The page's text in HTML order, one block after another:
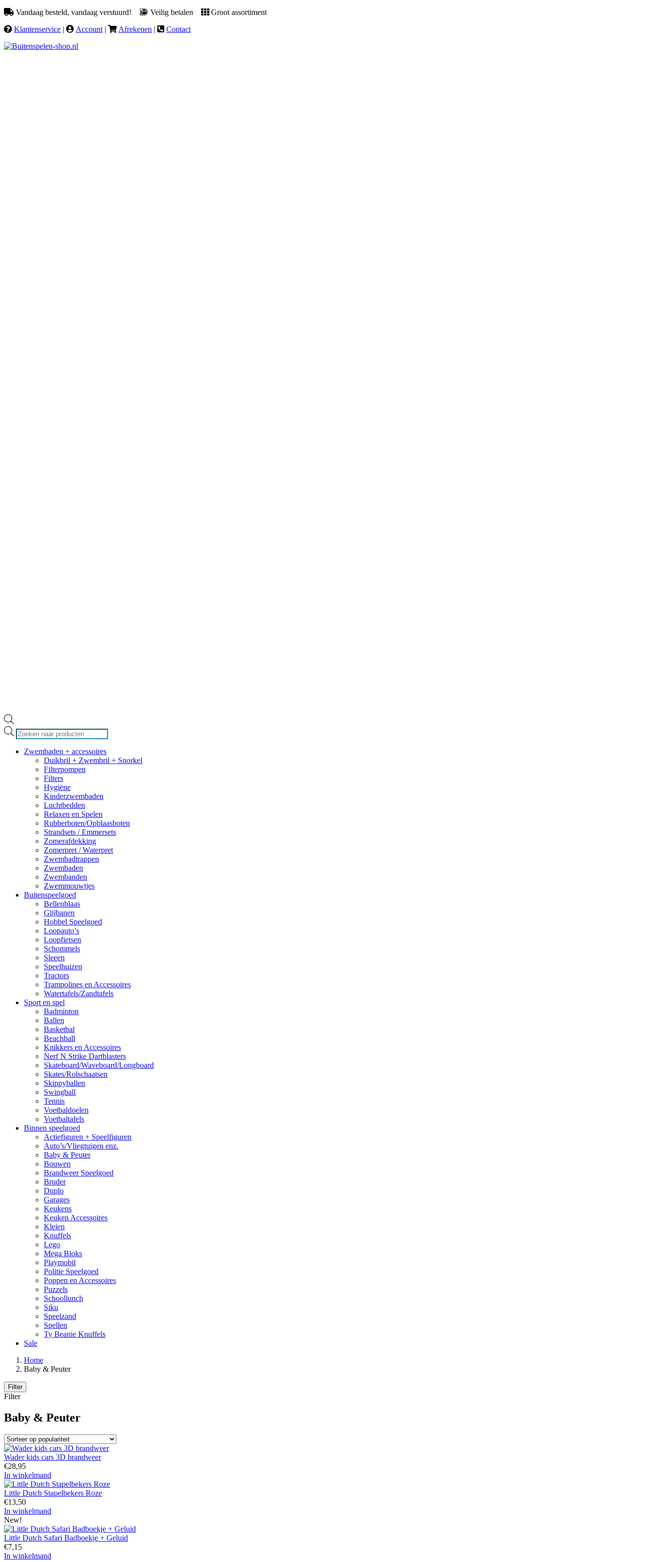
Vandaag besteld, vandaag verstuurd! Veilig betalen
Groot assortiment
Klantenservice | Account | Afrekenen | Contact
Producten
zoeken
Zwembaden + accessoires
Duikbril + Zwembril + Snorkel
Filterpompen
Filters
Hygiëne
Kinderzwembaden
Luchtbedden
Relaxen en Spelen
Rubberboten/Opblaasboten
Strandsets / Emmersets
Zomerafdekking
Zomerpret / Waterpret
Zwembadtrappen
Zwembaden
Zwembanden
Zwemmouwtjes
Buitenspeelgoed
Bellenblaas
Glijbanen
Hobbel Speelgoed
Loopauto’s
Loopfietsen
Schommels
Sleeen
Speelhuizen
Tractors
Trampolines en Accessoires
Watertafels/Zandtafels
Sport en spel
Badminton
Ballen
Basketbal
Beachball
Knikkers en Accessoires
Nerf N Strike Dartblasters
Skateboard/Waveboard/Longboard
Skates/Rolschaatsen
Skippyballen
Swingball
Tennis
Voetbaldoelen
Voetbaltafels
Binnen speelgoed
Actiefiguren + Speelfiguren
Auto’s/Vliegtuigen enz.
Baby & Peuter
Bouwen
Brandweer Speelgoed
Bruder
Duplo
Garages
Keukens
Keuken Accessoires
Kleien
Knuffels
Lego
Mega Bloks
Playmobil
Politie Speelgoed
Poppen en Accessoires
Puzzels
Schoollunch
Siku
Speelzand
Spellen
Ty Beanie Knuffels
Sale
Home
Baby & Peuter
Filter
Filter
Baby & Peuter
Wader kids cars 3D brandweer
€28,95
In winkelmand
Little Dutch Stapelbekers Roze
€13,50
In winkelmand
New!
Little Dutch Safari Badboekje + Geluid
€7,15
In winkelmand